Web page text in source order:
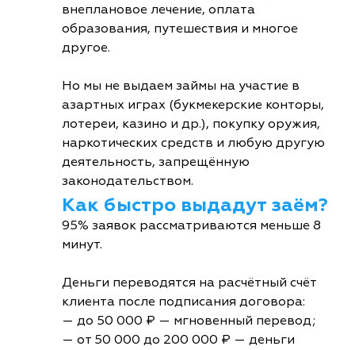
внеплановое лечение, оплата
образования, путешествия и многое
другое.
Но мы не выдаем займы на участие в
азартных играх (букмекерские конторы,
лотереи, казино и др.), покупку оружия,
наркотических средств и любую другую
деятельность, запрещённую
законодательством.
Как быстро выдадут заём?
95% заявок рассматриваются меньше 8
минут.
Деньги переводятся на расчётный счёт
клиента после подписания договора:
— до 50 000 ₽ — мгновенный перевод;
— от 50 000 до 200 000 ₽ — деньги